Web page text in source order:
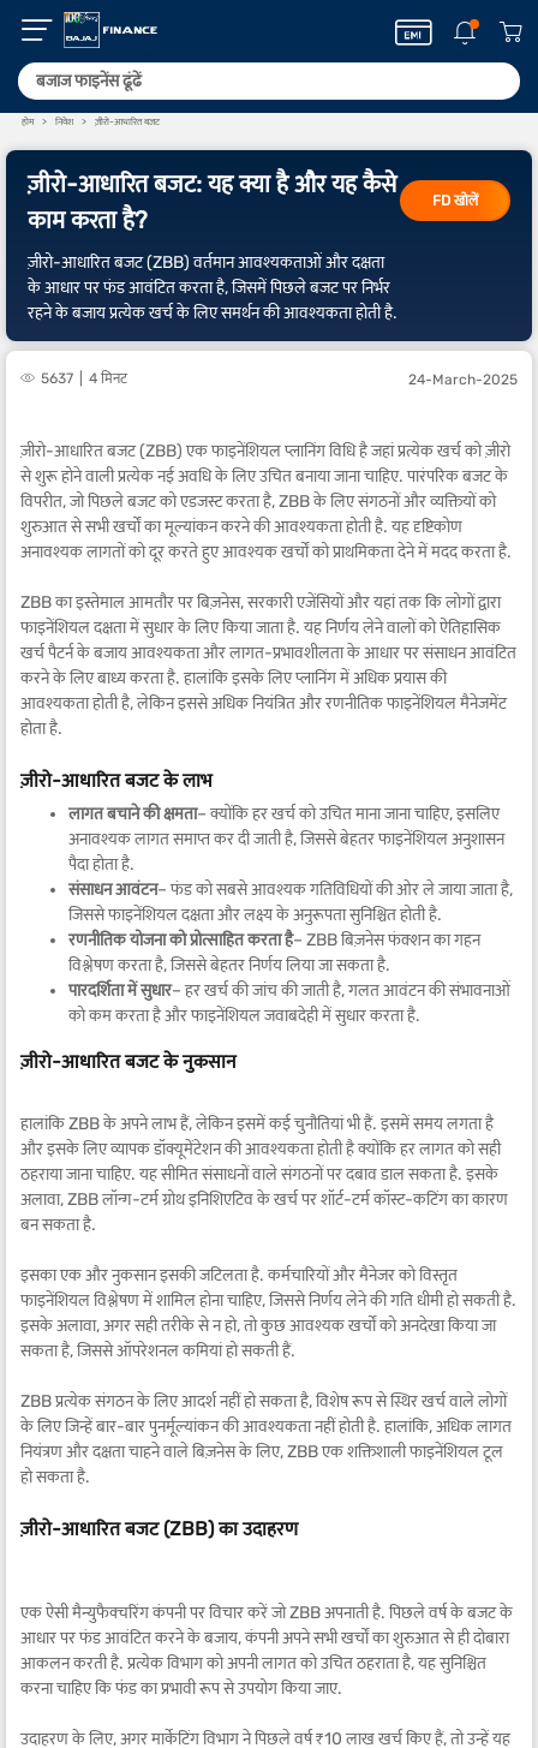
होम निवेश ज़ीरो-आधारित बजट
ज़ीरो-आधारित बजट: यह क्या है और यह कैसे
काम करता है?
ज़ीरो-आधारित बजट (ZBB) वर्तमान आवश्यकताओं और दक्षता
के आधार पर फंड आवंटित करता है, जिसमें पिछले बजट पर निर्भर
रहने के बजाय प्रत्येक खर्च के लिए समर्थन की आवश्यकता होती है.
FD खोलें
5637 4 मिनट 24-March-2025
ज़ीरो-आधारित बजट (ZBB) एक फाइनेंशियल प्लानिंग विधि है जहां प्रत्येक खर्च को ज़ीरो
से शुरू होने वाली प्रत्येक नई अवधि के लिए उचित बनाया जाना चाहिए. पारंपरिक बजट के
विपरीत, जो पिछले बजट को एडजस्ट करता है, ZBB के लिए संगठनों और व्यक्तियों को
शुरुआत से सभी खर्चों का मूल्यांकन करने की आवश्यकता होती है. यह दृष्टिकोण
अनावश्यक लागतों को दूर करते हुए आवश्यक खर्चों को प्राथमिकता देने में मदद करता है.
ZBB का इस्तेमाल आमतौर पर बिज़नेस, सरकारी एजेंसियों और यहां तक कि लोगों द्वारा
फाइनेंशियल दक्षता में सुधार के लिए किया जाता है. यह निर्णय लेने वालों को ऐतिहासिक
खर्च पैटर्न के बजाय आवश्यकता और लागत-प्रभावशीलता के आधार पर संसाधन आवंटित
करने के लिए बाध्य करता है. हालांकि इसके लिए प्लानिंग में अधिक प्रयास की
आवश्यकता होती है, लेकिन इससे अधिक नियंत्रित और रणनीतिक फाइनेंशियल मैनेजमेंट
होता है.
ज़ीरो-आधारित बजट के लाभ
लागत बचाने की क्षमता– क्योंकि हर खर्च को उचित माना जाना चाहिए, इसलिए
अनावश्यक लागत समाप्त कर दी जाती है, जिससे बेहतर फाइनेंशियल अनुशासन
पैदा होता है.
संसाधन आवंटन– फंड को सबसे आवश्यक गतिविधियों की ओर ले जाया जाता है,
जिससे फाइनेंशियल दक्षता और लक्ष्य के अनुरूपता सुनिश्चित होती है.
रणनीतिक योजना को प्रोत्साहित करता है– ZBB बिज़नेस फंक्शन का गहन
विश्लेषण करता है, जिससे बेहतर निर्णय लिया जा सकता है.
पारदर्शिता में सुधार– हर खर्च की जांच की जाती है, गलत आवंटन की संभावनाओं
को कम करता है और फाइनेंशियल जवाबदेही में सुधार करता है.
ज़ीरो-आधारित बजट के नुकसान
हालांकि ZBB के अपने लाभ हैं, लेकिन इसमें कई चुनौतियां भी हैं. इसमें समय लगता है
और इसके लिए व्यापक डॉक्यूमेंटेशन की आवश्यकता होती है क्योंकि हर लागत को सही
ठहराया जाना चाहिए. यह सीमित संसाधनों वाले संगठनों पर दबाव डाल सकता है. इसके
अलावा, ZBB लॉन्ग-टर्म ग्रोथ इनिशिएटिव के खर्च पर शॉर्ट-टर्म कॉस्ट-कटिंग का कारण
बन सकता है.
इसका एक और नुकसान इसकी जटिलता है. कर्मचारियों और मैनेजर को विस्तृत
फाइनेंशियल विश्लेषण में शामिल होना चाहिए, जिससे निर्णय लेने की गति धीमी हो सकती है.
इसके अलावा, अगर सही तरीके से न हो, तो कुछ आवश्यक खर्चों को अनदेखा किया जा
सकता है, जिससे ऑपरेशनल कमियां हो सकती हैं.
ZBB प्रत्येक संगठन के लिए आदर्श नहीं हो सकता है, विशेष रूप से स्थिर खर्च वाले लोगों
के लिए जिन्हें बार-बार पुनर्मूल्यांकन की आवश्यकता नहीं होती है. हालांकि, अधिक लागत
नियंत्रण और दक्षता चाहने वाले बिज़नेस के लिए, ZBB एक शक्तिशाली फाइनेंशियल टूल
हो सकता है.
ज़ीरो-आधारित बजट (ZBB) का उदाहरण
एक ऐसी मैन्युफैक्चरिंग कंपनी पर विचार करें जो ZBB अपनाती है. पिछले वर्ष के बजट के
आधार पर फंड आवंटित करने के बजाय, कंपनी अपने सभी खर्चों का शुरुआत से ही दोबारा
आकलन करती है. प्रत्येक विभाग को अपनी लागत को उचित ठहराता है, यह सुनिश्चित
करना चाहिए कि फंड का प्रभावी रूप से उपयोग किया जाए.
उदाहरण के लिए, अगर मार्केटिंग विभाग ने पिछले वर्ष ₹10 लाख खर्च किए हैं, तो उन्हें यह